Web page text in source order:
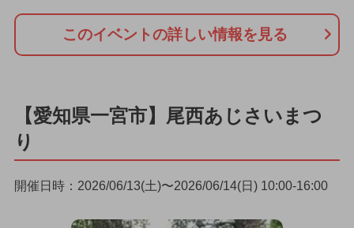
このイベントの詳しい情報を見る
【愛知県一宮市】尾西あじさいまつ
り
開催日時：2026/06/13(土)〜2026/06/14(日) 10:00-16:00